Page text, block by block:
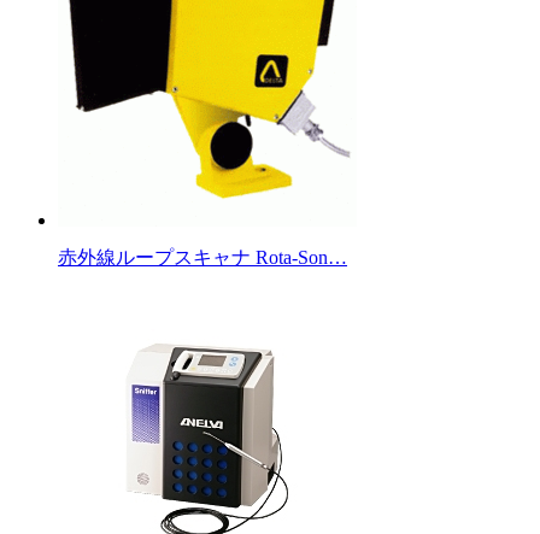
赤外線ループスキャナ Rota-Son…